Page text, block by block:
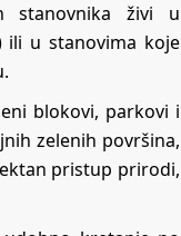
stanovnika živi u
ili u stanovima koje
blokovi, parkovi i
zelenih površina,
pristup prirodi,